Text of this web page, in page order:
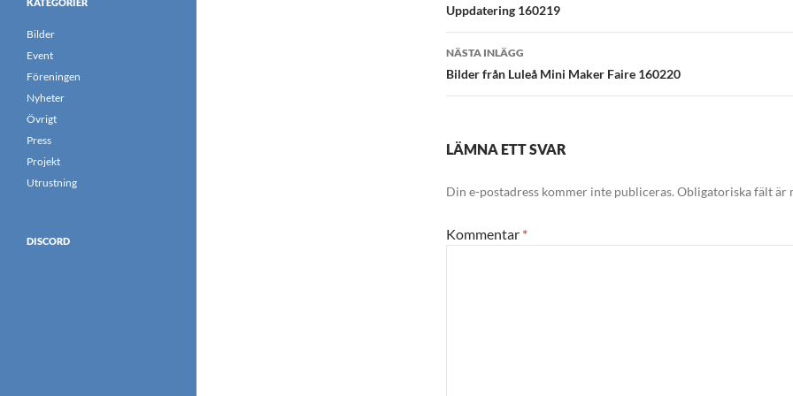
Uppdatering 160219
NÄSTA INLÄGG
Bilder från Luleå Mini Maker Faire 160220
LÄMNA ETT SVAR
Din e-postadress kommer inte publiceras. Obligatoriska fält är
Kommentar *
Bilder
Event
Föreningen
Nyheter
Övrigt
Press
Projekt
Utrustning
DISCORD